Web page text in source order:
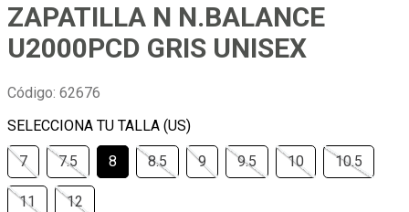
ZAPATILLA N N.BALANCE
U2000PCD GRIS UNISEX
Código: 62676
7 7.5 8 8.5 9 9.5 10 10.5
11 12